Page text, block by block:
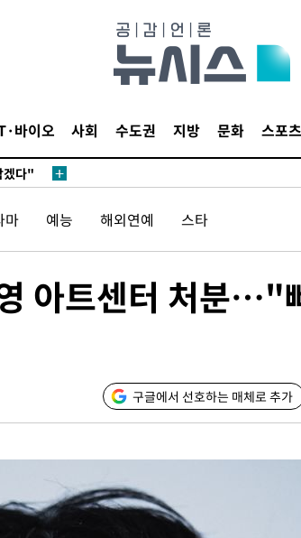
바이오 사회 수도권 지방 문화 스포츠
겠다"
드려 죄
마 예능 해외연예 스타
아트센터 처분…"
구글에서 선호하는 매체로 추가